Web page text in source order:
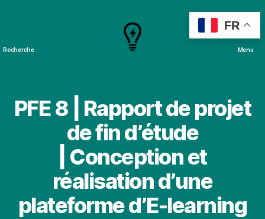
Recherche Menu
PFE 8 | Rapport de projet
de fin d’étude
| Conception et
réalisation d’une
plateforme d’E-learning
FR